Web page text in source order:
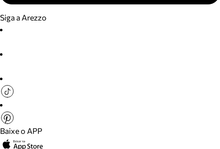
Siga a Arezzo
Baixe o APP